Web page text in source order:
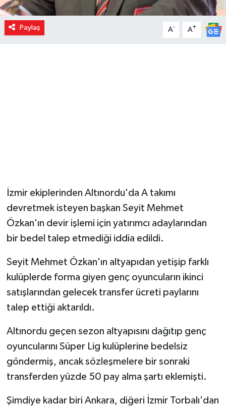
Paylaş A- A+
İzmir ekiplerinden Altınordu'da A takımı
devretmek isteyen başkan Seyit Mehmet
Özkan'ın devir işlemi için yatırımcı adaylarından
bir bedel talep etmediği iddia edildi.
Seyit Mehmet Özkan'ın altyapıdan yetişip farklı
kulüplerde forma giyen genç oyuncuların ikinci
satışlarından gelecek transfer ücreti paylarını
talep ettiği aktarıldı.
Altınordu geçen sezon altyapısını dağıtıp genç
oyuncularını Süper Lig kulüplerine bedelsiz
göndermiş, ancak sözleşmelere bir sonraki
transferden yüzde 50 pay alma şartı eklemişti.
Şimdiye kadar biri Ankara, diğeri İzmir Torbalı'dan